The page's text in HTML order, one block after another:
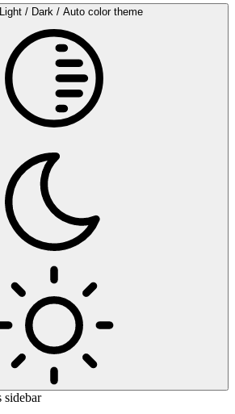
/ Dark / Auto color theme
sidebar